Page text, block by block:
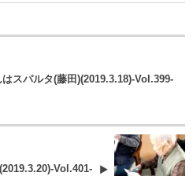
スパルタ(藤田)(2019.3.18)-Vol.399-
Vol.401-